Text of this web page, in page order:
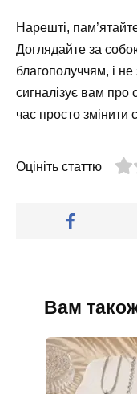
Нарешті,
Доглядайте за
благополуччям, і
сигналізує вам
час просто змінити
Оцініть статтю
Вам